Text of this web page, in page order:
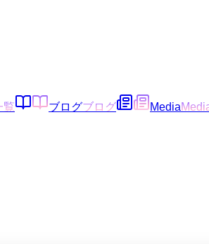
覧 ブログブログ Media